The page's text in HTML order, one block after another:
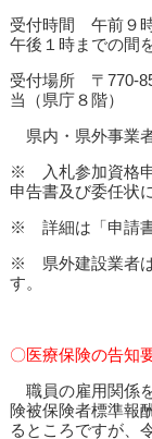
受付時間 午前９
午後１時までの間
受付場所 〒770-
当（県庁８階）
県内・県外事業
※ 入札参加資格申
申告書及び委任状
※ 詳細は「申請書
※ 県外建設業者は
す。
〇医療保険の告知
職員の雇用関係
険被保険者標準報
るところですが、